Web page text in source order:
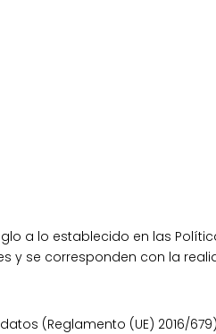
a lo establecido en las
y se corresponden con la
(Reglamento (UE) 2016/